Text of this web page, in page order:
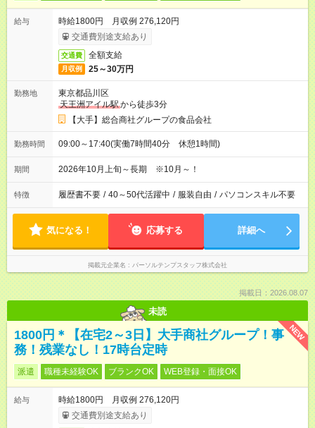
給与
時給1800円 月収例 276,120円
交通費別途支給あり
交通費 全額支給
月収例 25～30万円
勤務地
東京都品川区
天王洲アイル駅から徒歩3分
【大手】総合商社グループの食品会社
勤務時間 09:00～17:40(実働7時間40分 休憩1時間)
期間 2026年10月上旬～長期 ※10月～！
特徴 履歴書不要 / 40～50代活躍中 / 服装自由 / パソコンスキル不要
気になる！ 応募する 詳細へ
掲載元企業名 パーソルテンプスタッフ株式会社
掲載日：2026.08.07
未読
NEW
1800円＊【在宅2～3日】大手商社グループ！事
務！残業なし！17時台定時
派遣 職種未経験OK ブランクOK WEB登録・面接OK
給与
時給1800円 月収例 276,120円
交通費別途支給あり